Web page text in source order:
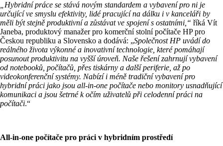
„Hybridní práce se stává novým standardem a vybavení pro ni je
určující ve smyslu efektivity, lidé pracující na dálku i v kanceláři by
měli být stejně produktivní a zůstávat ve spojení s ostatními,“ říká Vít
Janeba, produktový manažer pro komerční stolní počítače HP pro
Českou republiku a Slovensko a dodává: „Společnost HP uvádí do
reálného života výkonné a inovativní technologie, které pomáhají
posunout produktivitu na vyšší úroveň. Naše řešení zahrnují vybavení
od notebooků, počítačů, přes tiskárny a další periferie, až po
videokonferenční systémy. Nabízí i méně tradiční vybavení pro
hybridní práci jako jsou all-in-one počítače nebo monitory usnadňující
komunikaci a jsou šetrné k očím uživatelů při celodenní práci na
počítači.“
All-in-one počítače pro práci v hybridním prostředí